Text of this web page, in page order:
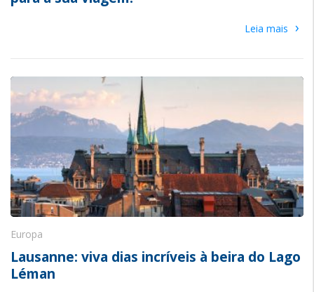
Leia mais ›
Europa
Lausanne: viva dias incríveis à beira do Lago
Léman